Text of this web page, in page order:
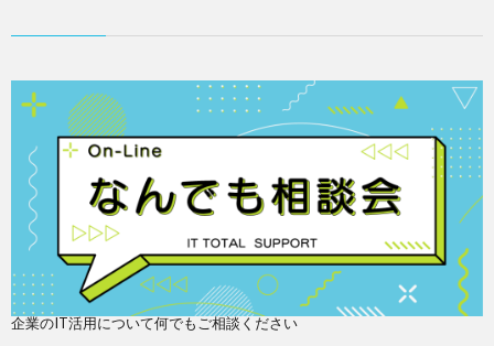
企業のIT活用について何でもご相談ください